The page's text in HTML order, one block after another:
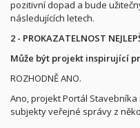
pozitivní dopad a bude
následujících letech.
2 - PROKAZATELNOST
Může být projekt inspirující
ROZHODNĚ ANO.
Ano, projekt Portál
subjekty veřejné správy z